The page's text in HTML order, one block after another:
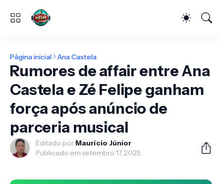
Página inicial Ana Castela
Rumores de affair entre Ana
Castela e Zé Felipe ganham
força após anúncio de
parceria musical
Editado por:Maurício Júnior
Publicado em:setembro 17, 2025